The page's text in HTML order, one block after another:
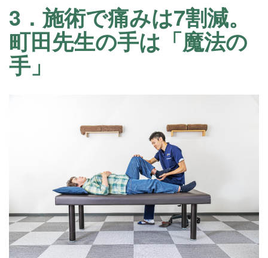
3．施術で痛みは7割減。
町田先生の手は「魔法の
手」